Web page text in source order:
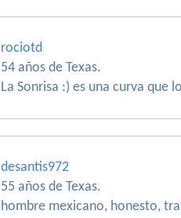
rociotd
54 años de Texas.
La Sonrisa :) es una curva que
desantis972
55 años de Texas.
hombre mexicano, honesto,